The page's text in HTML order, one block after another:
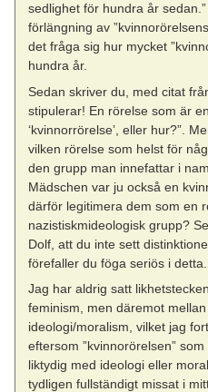
sedlighet för hundra år
förlängning av
det fråga sig hur mycket
hundra år.
Sedan skriver du, med citat
stipulerar! En rörelse som är
‘kvinnorrörelse’, eller hur?”.
vilken rörelse som helst för
den grupp man innefattar i
Mädschen var ju också en
därför legitimera dem som en
nazistiskmideologisk grupp?
Dolf, att du inte sett
förefaller du föga seriös i detta.
Jag har aldrig satt
feminism, men däremot mellan
ideologi/moralism, vilket jag
eftersom ”kvinnorörelsen”
liktydig med ideologi eller
tydligen fullständigt missat i